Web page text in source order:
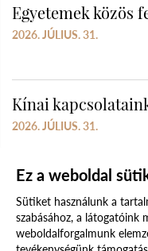
Egyetemek közös
2026. JÚLIUS. 31.
Kínai
2026. JÚLIUS. 31.
Ez a weboldal
Sütiket használunk a
szabásához, a látogatóink
weboldalforgalmunk